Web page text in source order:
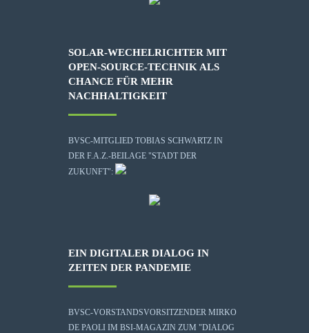
SOLAR-WECHELRICHTER MIT
OPEN-SOURCE-TECHNIK ALS
CHANCE FÜR MEHR
NACHHALTIGKEIT
BVSC-MITGLIED TOBIAS SCHWARTZ IN
DER F.A.Z.-BEILAGE "STADT DER
ZUKUNFT":
EIN DIGITALER DIALOG IN
ZEITEN DER PANDEMIE
BVSC-VORSTANDSVORSITZENDER MIRKO
DE PAOLI IM BSI-MAGAZIN ZUM "DIALOG